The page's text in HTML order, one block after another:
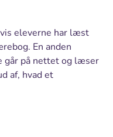
eleverne har læst
En anden
går på nettet og læser
af, hvad et